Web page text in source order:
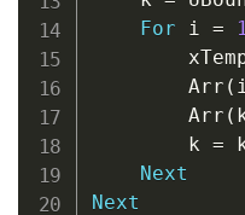
For i = 1
        Arr
( i
        Arr
(
        k
=
Next
Next